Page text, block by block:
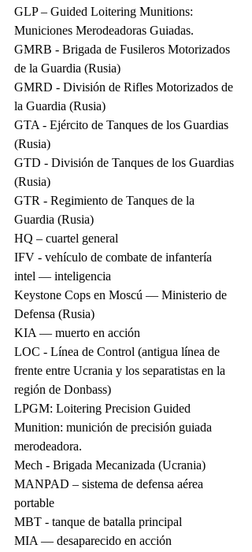
GLP – Guided Loitering Munitions:
Municiones Merodeadoras Guiadas.
GMRB - Brigada de Fusileros Motorizados
de la Guardia (Rusia)
GMRD - División de Rifles Motorizados de
la Guardia (Rusia)
GTA - Ejército de Tanques de los Guardias
(Rusia)
GTD - División de Tanques de los Guardias
(Rusia)
GTR - Regimiento de Tanques de la
Guardia (Rusia)
HQ – cuartel general
IFV - vehículo de combate de infantería
intel — inteligencia
Keystone Cops en Moscú — Ministerio de
Defensa (Rusia)
KIA — muerto en acción
LOC - Línea de Control (antigua línea de
frente entre Ucrania y los separatistas en la
región de Donbass)
LPGM: Loitering Precision Guided
Munition: munición de precisión guiada
merodeadora.
Mech - Brigada Mecanizada (Ucrania)
MANPAD – sistema de defensa aérea
portable
MBT - tanque de batalla principal
MIA — desaparecido en acción